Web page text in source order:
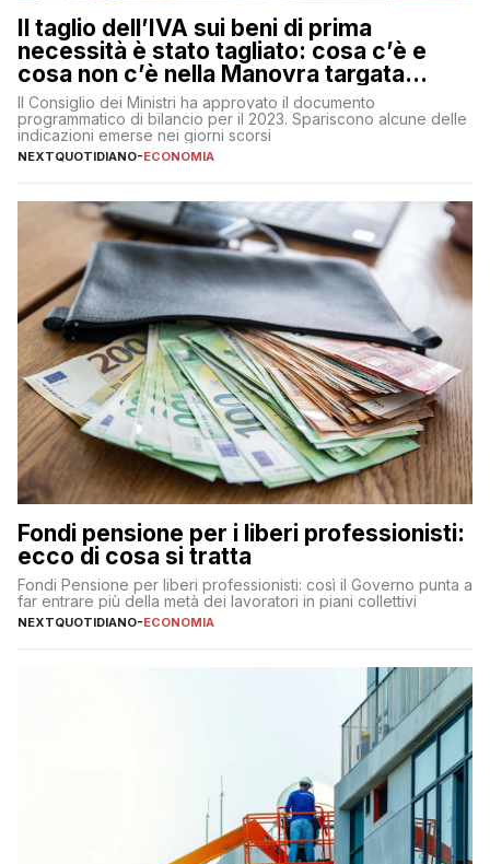
Il taglio dell’IVA sui beni di prima
necessità è stato tagliato: cosa c’è e
cosa non c’è nella Manovra targata
Meloni
Il Consiglio dei Ministri ha approvato il documento
programmatico di bilancio per il 2023. Spariscono alcune delle
indicazioni emerse nei giorni scorsi
NEXTQUOTIDIANO-ECONOMIA
Fondi pensione per i liberi professionisti:
ecco di cosa si tratta
Fondi Pensione per liberi professionisti: così il Governo punta a
far entrare più della metà dei lavoratori in piani collettivi
NEXTQUOTIDIANO-ECONOMIA